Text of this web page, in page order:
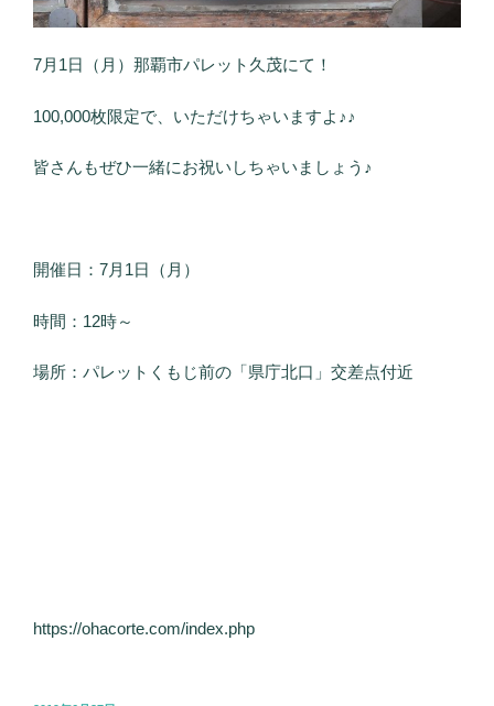
7月1日（月）那覇市パレット久茂にて！
100,000枚限定で、いただけちゃいますよ♪♪
皆さんもぜひ一緒にお祝いしちゃいましょう♪
開催日：7月1日（月）
時間：12時～
場所：パレットくもじ前の「県庁北口」交差点付近
https://ohacorte.com/index.php